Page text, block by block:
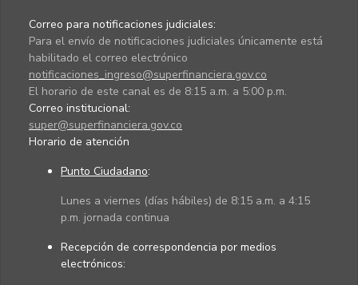
Correo para notificaciones judiciales:
Para el envío de notificaciones judiciales únicamente está
habilitado el correo electrónico
notificaciones_ingreso@superfinanciera.gov.co
El horario de este canal es de 8:15 a.m. a 5:00 p.m.
Correo institucional:
super@superfinanciera.gov.co
Horario de atención
Punto Ciudadano:
Lunes a viernes (días hábiles) de 8:15 a.m. a 4:15
p.m. jornada continua
Recepción de correspondencia por medios
electrónicos: